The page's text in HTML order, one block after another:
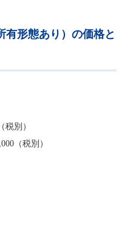
有形態あり）の価格と
税別）
（税別）